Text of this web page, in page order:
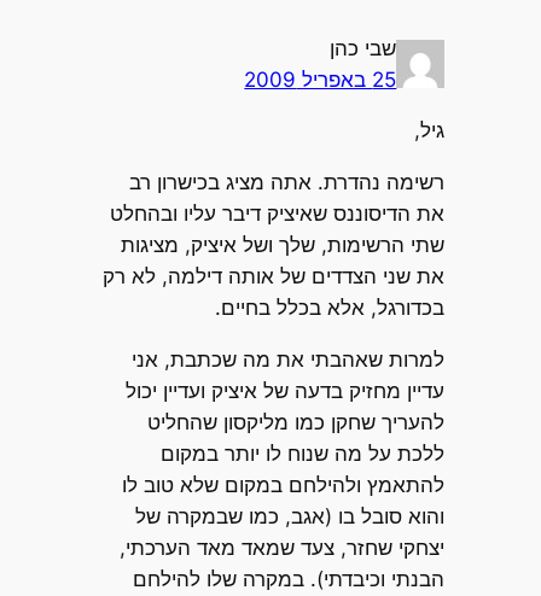
שבי כהן
25 באפריל 2009
גיל,
רשימה נהדרת. אתה מציג בכישרון רב
את הדיסוננס שאיציק דיבר עליו ובהחלט
שתי הרשימות, שלך ושל איציק, מציגות
את שני הצדדים של אותה דילמה, לא רק
בכדורגל, אלא בכלל בחיים.
למרות שאהבתי את מה שכתבת, אני
עדיין מחזיק בדעה של איציק ועדיין יכול
להעריך שחקן כמו מליקסון שהחליט
ללכת על מה שנוח לו יותר במקום
להתאמץ ולהילחם במקום שלא טוב לו
והוא סובל בו (אגב, כמו שבמקרה של
יצחקי שחזר, צעד שמאד מאד הערכתי,
הבנתי וכיבדתי). במקרה שלו להילחם